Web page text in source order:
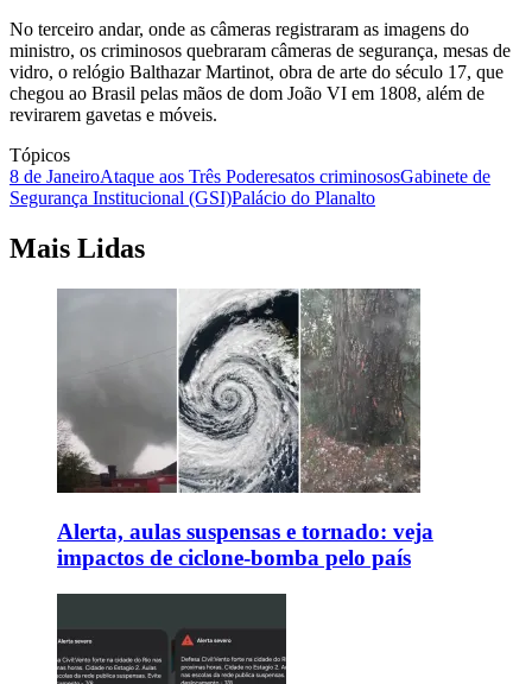
No terceiro andar, onde as câmeras registraram as imagens do
ministro, os criminosos quebraram câmeras de segurança, mesas de
vidro, o relógio Balthazar Martinot, obra de arte do século 17, que
chegou ao Brasil pelas mãos de dom João VI em 1808, além de
revirarem gavetas e móveis.
Tópicos
8 de JaneiroAtaque aos Três Poderesatos criminososGabinete de
Segurança Institucional (GSI)Palácio do Planalto
Mais Lidas
Alerta, aulas suspensas e tornado: veja
impactos de ciclone-bomba pelo país